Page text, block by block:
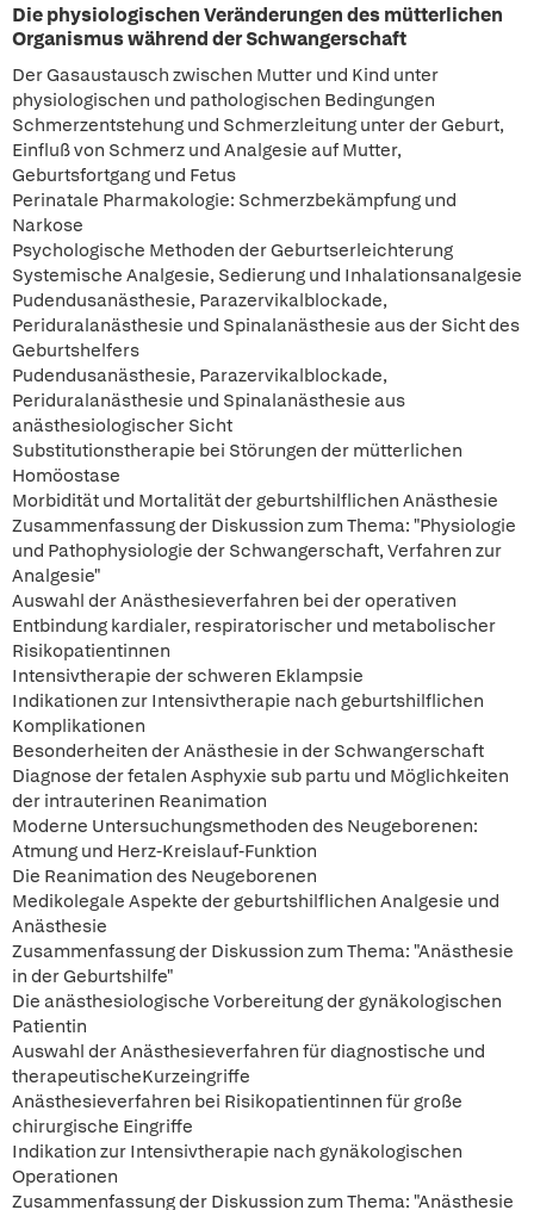
Die physiologischen Veränderungen des mütterlichen
Organismus während der Schwangerschaft
Der Gasaustausch zwischen Mutter und Kind unter
physiologischen und pathologischen Bedingungen
Schmerzentstehung und Schmerzleitung unter der Geburt,
Einfluß von Schmerz und Analgesie auf Mutter,
Geburtsfortgang und Fetus
Perinatale Pharmakologie: Schmerzbekämpfung und
Narkose
Psychologische Methoden der Geburtserleichterung
Systemische Analgesie, Sedierung und Inhalationsanalgesie
Pudendusanästhesie, Parazervikalblockade,
Periduralanästhesie und Spinalanästhesie aus der Sicht des
Geburtshelfers
Pudendusanästhesie, Parazervikalblockade,
Periduralanästhesie und Spinalanästhesie aus
anästhesiologischer Sicht
Substitutionstherapie bei Störungen der mütterlichen
Homöostase
Morbidität und Mortalität der geburtshilflichen Anästhesie
Zusammenfassung der Diskussion zum Thema: "Physiologie
und Pathophysiologie der Schwangerschaft, Verfahren zur
Analgesie"
Auswahl der Anästhesieverfahren bei der operativen
Entbindung kardialer, respiratorischer und metabolischer
Risikopatientinnen
Intensivtherapie der schweren Eklampsie
Indikationen zur Intensivtherapie nach geburtshilflichen
Komplikationen
Besonderheiten der Anästhesie in der Schwangerschaft
Diagnose der fetalen Asphyxie sub partu und Möglichkeiten
der intrauterinen Reanimation
Moderne Untersuchungsmethoden des Neugeborenen:
Atmung und Herz-Kreislauf-Funktion
Die Reanimation des Neugeborenen
Medikolegale Aspekte der geburtshilflichen Analgesie und
Anästhesie
Zusammenfassung der Diskussion zum Thema: "Anästhesie
in der Geburtshilfe"
Die anästhesiologische Vorbereitung der gynäkologischen
Patientin
Auswahl der Anästhesieverfahren für diagnostische und
therapeutischeKurzeingriffe
Anästhesieverfahren bei Risikopatientinnen für große
chirurgische Eingriffe
Indikation zur Intensivtherapie nach gynäkologischen
Operationen
Zusammenfassung der Diskussion zum Thema: "Anästhesie